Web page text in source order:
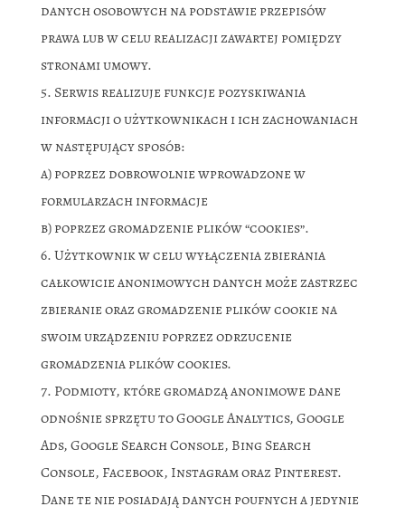
danych osobowych na podstawie przepisów
prawa lub w celu realizacji zawartej pomiędzy
stronami umowy.
Serwis realizuje funkcje pozyskiwania
informacji o użytkownikach i ich zachowaniach
w następujący sposób:
a) poprzez dobrowolnie wprowadzone w
formularzach informacje
b) poprzez gromadzenie plików “cookies”.
Użytkownik w celu wyłączenia zbierania
całkowicie anonimowych danych może zastrzec
zbieranie oraz gromadzenie plików cookie na
swoim urządzeniu poprzez odrzucenie
gromadzenia plików cookies.
Podmioty, które gromadzą anonimowe dane
odnośnie sprzętu to Google Analytics, Google
Ads, Google Search Console, Bing Search
Console, Facebook, Instagram oraz Pinterest.
Dane te nie posiadają danych poufnych a jedynie